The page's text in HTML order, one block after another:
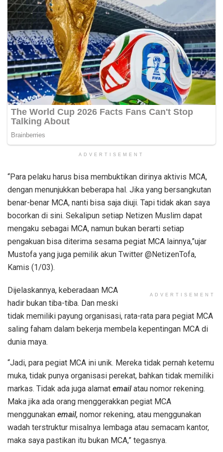
ADVERTISEMENT
“Para pelaku harus bisa membuktikan dirinya aktivis MCA,
dengan menunjukkan beberapa hal. Jika yang bersangkutan
benar-benar MCA, nanti bisa saja diuji. Tapi tidak akan saya
bocorkan di sini. Sekalipun setiap Netizen Muslim dapat
mengaku sebagai MCA, namun bukan berarti setiap
pengakuan bisa diterima sesama pegiat MCA lainnya,”ujar
Mustofa yang juga pemilik akun Twitter @NetizenTofa,
Kamis (1/03).
ADVERTISEMENT
Dijelaskannya, keberadaan MCA
hadir bukan tiba-tiba. Dan meski
tidak memiliki payung organisasi, rata-rata para pegiat MCA
saling faham dalam bekerja membela kepentingan MCA di
dunia maya.
“Jadi, para pegiat MCA ini unik. Mereka tidak pernah ketemu
muka, tidak punya organisasi perekat, bahkan tidak memiliki
markas. Tidak ada juga alamat email atau nomor rekening.
Maka jika ada orang menggerakkan pegiat MCA
menggunakan email, nomor rekening, atau menggunakan
wadah terstruktur misalnya lembaga atau semacam kantor,
maka saya pastikan itu bukan MCA,” tegasnya.